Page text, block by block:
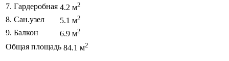
7. Гардеробная 4.2 м2
8. Сан.узел 5.1 м2
9. Балкон 6.9 м2
Общая площадь 84.1 м2